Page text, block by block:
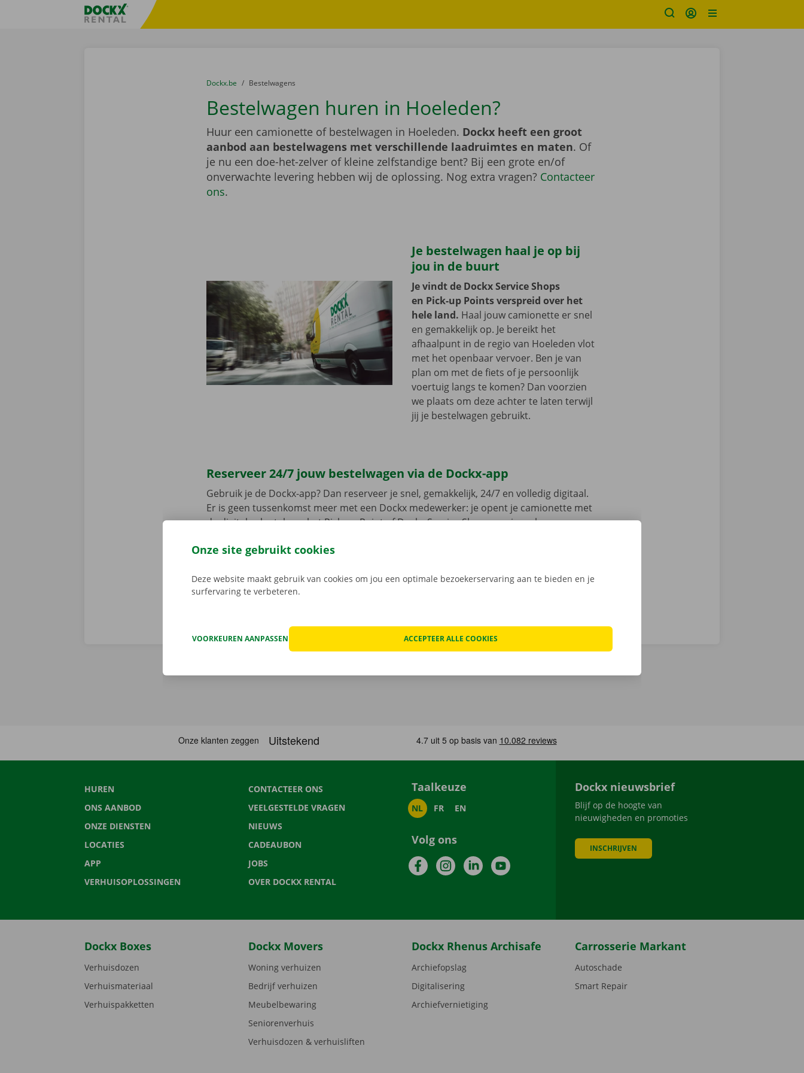
Taalselectie overslaanFratello DEMO
U bevindt zich hier:
van
Dockx.be naar
Bestelwagens
Bestelwagen huren in Hoeleden?
Huur een camionette of bestelwagen in Hoeleden. Dockx heeft een groot
aanbod aan bestelwagens met verschillende laadruimtes en maten. Of
je nu een doe-het-zelver of kleine zelfstandige bent? Bij een grote en/of
onverwachte levering hebben wij de oplossing. Nog extra vragen? Contacteer
ons.
Je bestelwagen haal je op bij
jou in de buurt
Je vindt de Dockx Service Shops
en Pick-up Points verspreid over het
hele land. Haal jouw camionette er snel
en gemakkelijk op. Je bereikt het
afhaalpunt in de regio van Hoeleden vlot
met het openbaar vervoer. Ben je van
plan om met de fiets of je persoonlijk
voertuig langs te komen? Dan voorzien
we plaats om deze achter te laten terwijl
jij je bestelwagen gebruikt.
Reserveer 24/7 jouw bestelwagen via de Dockx-app
Gebruik je de Dockx-app? Dan reserveer je snel, gemakkelijk, 24/7 en volledig digitaal.
Er is geen tussenkomst meer met een Dockx medewerker: je opent je camionette met
de digitale sleutel aan het Pick-up Point of Dockx Service Shop naar jouw keuze.
App Store.
HUREN
ONS AANBOD
ONZE DIENSTEN
LOCATIES
APP
VERHUISOPLOSSINGEN
CONTACTEER ONS
VEELGESTELDE VRAGEN
NIEUWS
CADEAUBON
JOBS
OVER DOCKX RENTAL
Taalkeuze
NL FR EN
Volg ons
FacebookInstagramLinkedInYouTube
Dockx nieuwsbrief
Blijf op de hoogte van
nieuwigheden en promoties
INSCHRIJVEN
Dockx Boxes
Verhuisdozen
Verhuismateriaal
Verhuispakketten
Dockx Movers
Woning verhuizen
Bedrijf verhuizen
Meubelbewaring
Seniorenverhuis
Verhuisdozen & verhuisliften
Dockx Rhenus Archisafe
Archiefopslag
Digitalisering
Archiefvernietiging
Carrosserie Markant
Autoschade
Smart Repair
Onze site gebruikt cookies
Deze website maakt gebruik van cookies om jou een optimale bezoekerservaring aan te bieden en je
surfervaring te verbeteren.
VOORKEUREN AANPASSEN ACCEPTEER ALLE COOKIES